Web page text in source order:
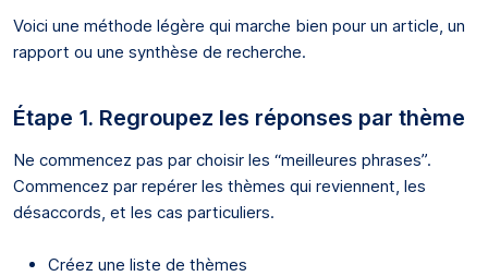
Voici une méthode légère qui marche bien pour un article, un
rapport ou une synthèse de recherche.
Étape 1. Regroupez les réponses par thème
Ne commencez pas par choisir les “meilleures phrases”.
Commencez par repérer les thèmes qui reviennent, les
désaccords, et les cas particuliers.
Créez une liste de thèmes